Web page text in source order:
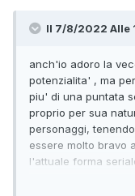
Il 7/8/2022 Alle
anch'io adoro la
potenzialita' , ma
piu' di una puntata
proprio per sua
personaggi,
essere molto bravo
l'attuale forma